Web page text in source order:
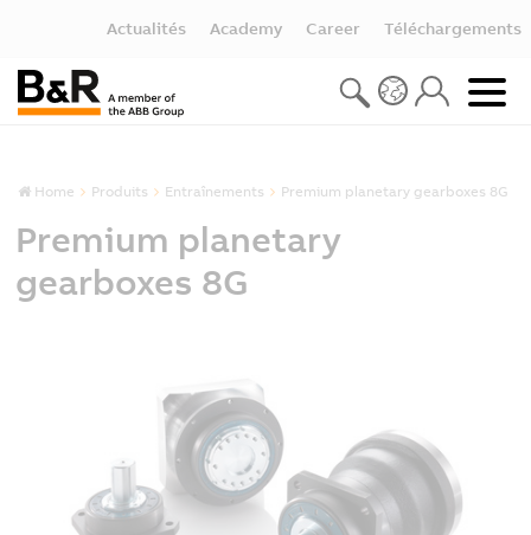
Actualités Academy Career Téléchargements
Home Produits Entraînements Premium planetary gearboxes 8G
Premium planetary
gearboxes 8G